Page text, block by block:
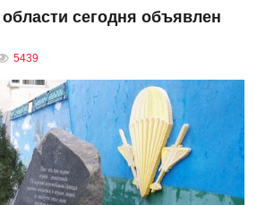
сегодня объявлен
5439